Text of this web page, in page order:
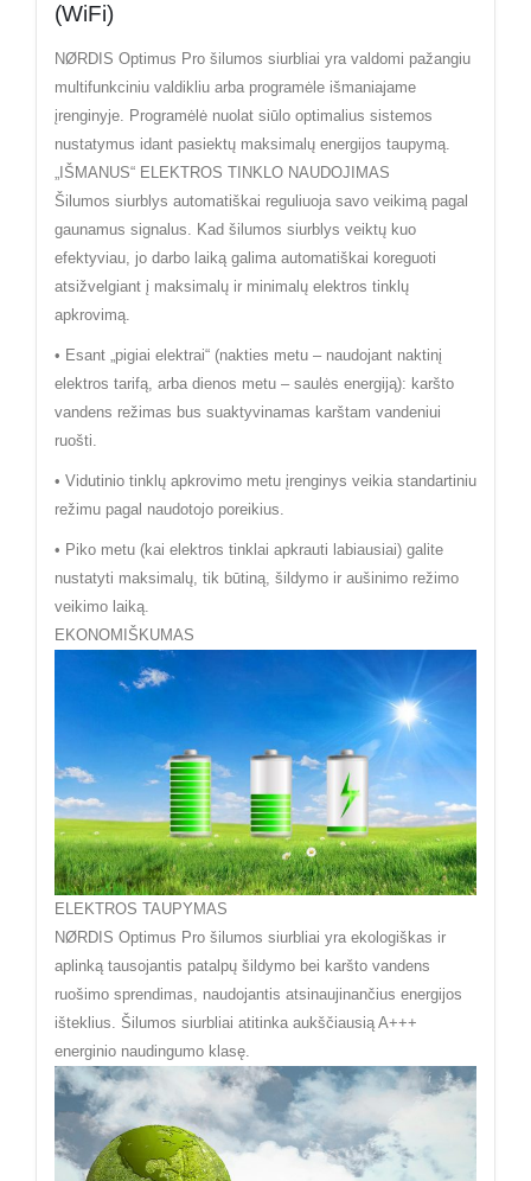
(WiFi)
NØRDIS Optimus Pro šilumos siurbliai yra valdomi pažangiu
multifunkciniu valdikliu arba programėle išmaniajame
įrenginyje. Programėlė nuolat siūlo optimalius sistemos
nustatymus idant pasiektų maksimalų energijos taupymą.
„IŠMANUS“ ELEKTROS TINKLO NAUDOJIMAS
Šilumos siurblys automatiškai reguliuoja savo veikimą pagal
gaunamus signalus. Kad šilumos siurblys veiktų kuo
efektyviau, jo darbo laiką galima automatiškai koreguoti
atsižvelgiant į maksimalų ir minimalų elektros tinklų
apkrovimą.
• Esant „pigiai elektrai“ (nakties metu – naudojant naktinį
elektros tarifą, arba dienos metu – saulės energiją): karšto
vandens režimas bus suaktyvinamas karštam vandeniui
ruošti.
• Vidutinio tinklų apkrovimo metu įrenginys veikia standartiniu
režimu pagal naudotojo poreikius.
• Piko metu (kai elektros tinklai apkrauti labiausiai) galite
nustatyti maksimalų, tik būtiną, šildymo ir aušinimo režimo
veikimo laiką.
EKONOMIŠKUMAS
ELEKTROS TAUPYMAS
NØRDIS Optimus Pro šilumos siurbliai yra ekologiškas ir
aplinką tausojantis patalpų šildymo bei karšto vandens
ruošimo sprendimas, naudojantis atsinaujinančius energijos
išteklius. Šilumos siurbliai atitinka aukščiausią A+++
energinio naudingumo klasę.